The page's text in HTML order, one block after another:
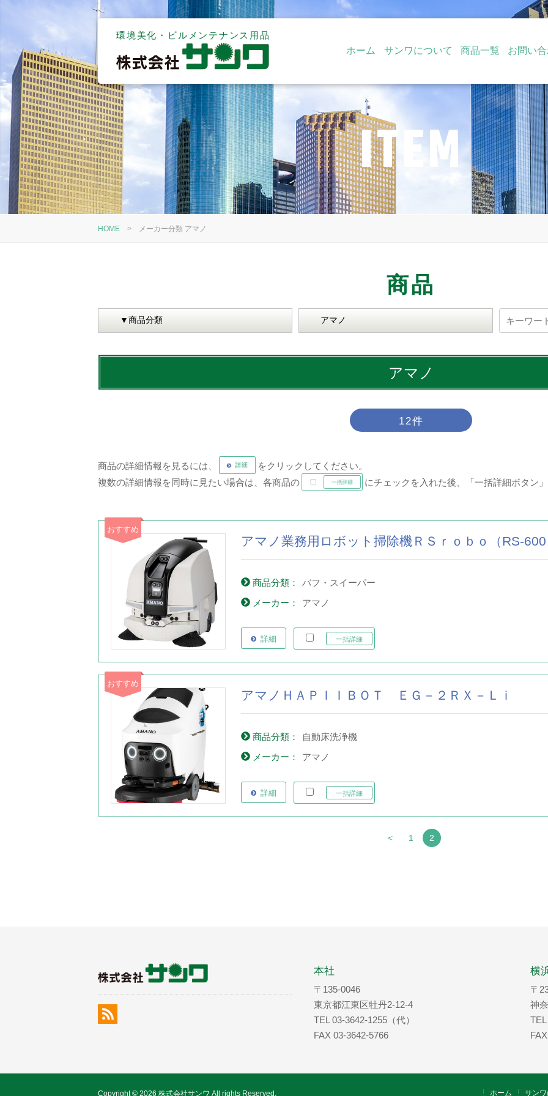
環境美化・ビルメンテナンス用品
ホーム
サンワについて 商品一覧 お問い
ITEM
ITEM
HOME > メーカー分類 アマノ
商品
アマノ
12件
商品の詳細情報を見るには、
をクリックしてください。
複数の詳細情報を同時に見たい場合は、各商品の
にチェックを入れた後、「一括詳細ボタン
おすすめ
アマノ業務用ロボット掃除機ＲＳｒｏｂｏ（RS-600
商品分類：
バフ・スイーパー
メーカー：
アマノ
詳細 一括詳細
おすすめ
アマノＨＡＰＩＩＢＯＴ ＥＧ－２ＲＸ－Ｌｉ
商品分類：
自動床洗浄機
メーカー：
アマノ
詳細 一括詳細
< 1 2
本社
〒135-0046
東京都江東区牡丹2-12-4
TEL 03-3642-1255（代）
FAX 03-3642-5766
横
〒
神
Copyright © 2026 株式会社サンワ All rights Reserved. ホーム サン